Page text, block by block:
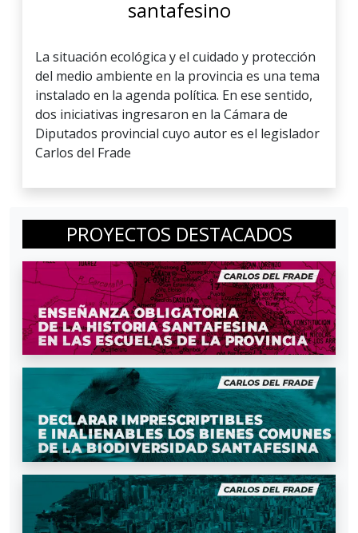
santafesino
La situación ecológica y el cuidado y protección
del medio ambiente en la provincia es una tema
instalado en la agenda política. En ese sentido,
dos iniciativas ingresaron en la Cámara de
Diputados provincial cuyo autor es el legislador
Carlos del Frade
PROYECTOS DESTACADOS